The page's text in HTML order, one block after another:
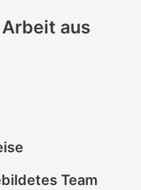
aus
Team